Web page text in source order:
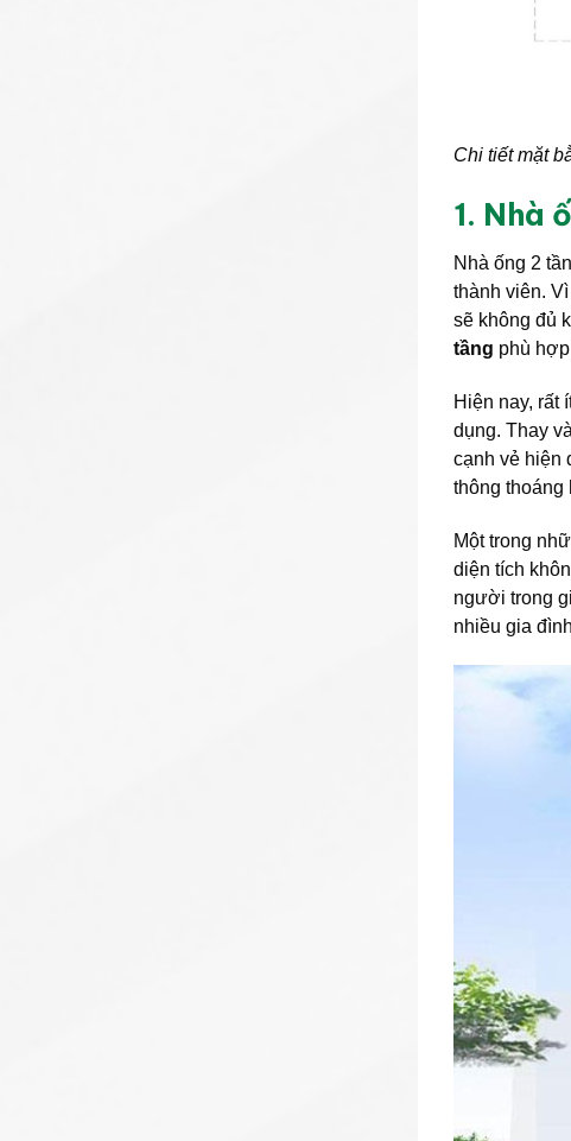
Chi tiết mặt
1. Nhà
Nhà ống 2
thành viên.
sẽ không đủ
tầng phù
Hiện nay, rất
dụng. Thay
cạnh vẻ hiện
thông thoáng
Một trong
diện tích
người trong
nhiều gia